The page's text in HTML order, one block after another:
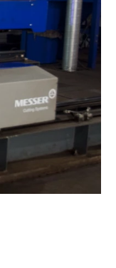
номера и
будет новый апарт-
в Белокурихе
И КВАРТИРЫ